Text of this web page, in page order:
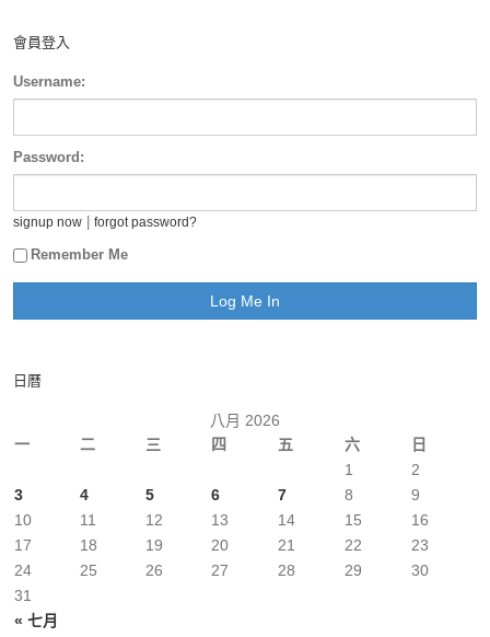
會員登入
Username:
Password:
signup now forgot password?
Remember Me
日曆
八月 2026
一
二 三 四 五 六 日
« 七月
1
2
3
4 5 6 7 8
9
10
11 12 13 14 15
16
17
18 19 20 21 22
23
24
25 26 27 28 29
30
31